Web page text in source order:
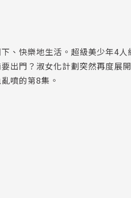
、快樂地生活。超級美少年4
出門？淑女化計劃突然再度展
噴的第8集。